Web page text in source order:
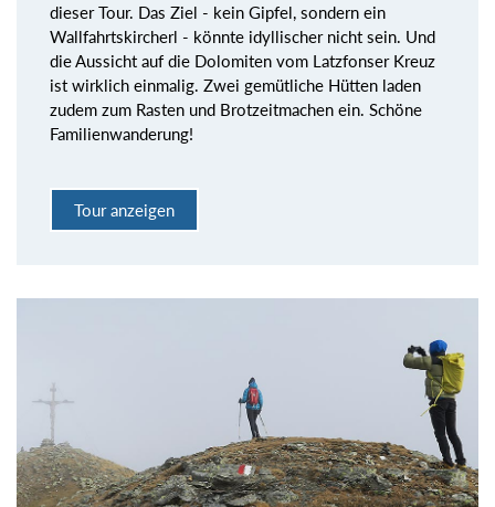
dieser Tour. Das Ziel - kein Gipfel, sondern ein
Wallfahrtskircherl - könnte idyllischer nicht sein. Und
die Aussicht auf die Dolomiten vom Latzfonser Kreuz
ist wirklich einmalig. Zwei gemütliche Hütten laden
zudem zum Rasten und Brotzeitmachen ein. Schöne
Familienwanderung!
Tour anzeigen